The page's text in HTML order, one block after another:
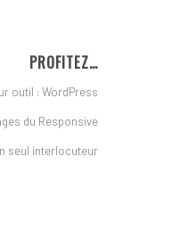
PROFITEZ…
outil : WordPress
du Responsive
seul interlocuteur